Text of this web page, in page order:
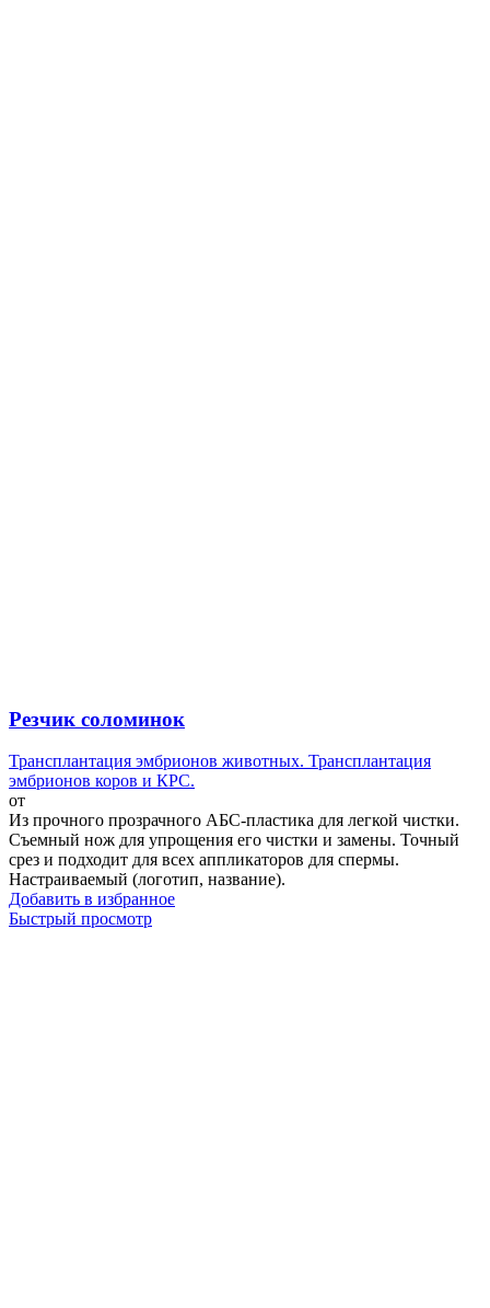
Резчик соломинок
Трансплантация эмбрионов животных. Трансплантация
эмбрионов коров и КРС.
от
Из прочного прозрачного АБС-пластика для легкой чистки.
Съемный нож для упрощения его чистки и замены. Точный
срез и подходит для всех аппликаторов для спермы.
Настраиваемый (логотип, название).
Добавить в избранное
Быстрый просмотр